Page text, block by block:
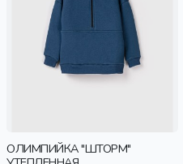
ОЛИМПИЙКА "ШТОРМ"